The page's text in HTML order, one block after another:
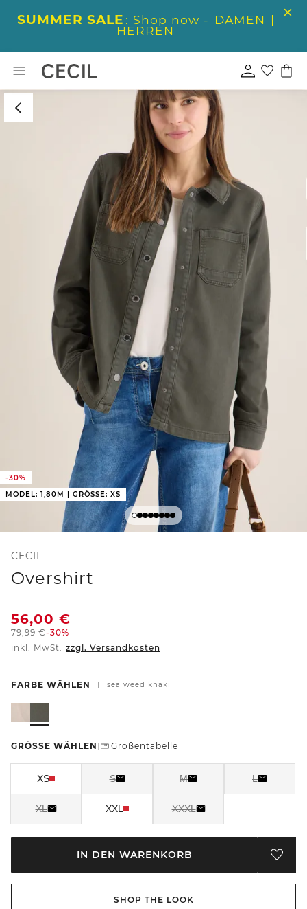
SUMMER SALE : Shop now - DAMEN |
HERREN
-30%
MODEL: 1,80M | GRÖSSE: XS
CECIL
Overshirt
56,00 €
79,99€-30%
inkl. MwSt. zzgl. Versandkosten
FARBE WÄHLEN sea weed khaki
GRÖSSE WÄHLEN Größentabelle
XS S M L
XL XXL XXXL
IN DEN WARENKORB
SHOP THE LOOK